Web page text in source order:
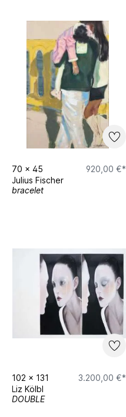
70 x 45
920,00 €*
Julius Fischer
bracelet
102 x 131
3.200,00 €*
Liz Kölbl
DOUBLE